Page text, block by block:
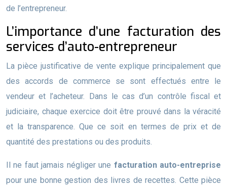
de l’entrepreneur.
L’importance d’une facturation des
services d’auto-entrepreneur
La pièce justificative de vente explique principalement que
des accords de commerce se sont effectués entre le
vendeur et l’acheteur. Dans le cas d’un contrôle fiscal et
judiciaire, chaque exercice doit être prouvé dans la véracité
et la transparence. Que ce soit en termes de prix et de
quantité des prestations ou des produits.
Il ne faut jamais négliger une facturation auto-entreprise
pour une bonne gestion des livres de recettes. Cette pièce